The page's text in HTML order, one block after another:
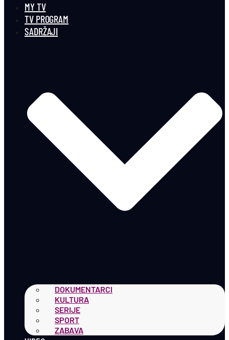
MY TV
TV PROGRAM
SADRŽAJI
DOKUMENTARCI
KULTURA
SERIJE
SPORT
ZABAVA